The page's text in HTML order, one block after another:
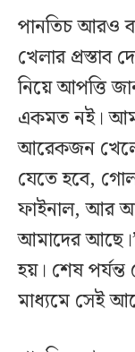
পানতিচ আরও
খেলার প্রস্তাব
নিয়ে আপত্তি
একমত নই।
আরেকজন
যেতে হবে,
ফাইনাল, আর
আমাদের
হয়। শেষ
মাধ্যমে সেই